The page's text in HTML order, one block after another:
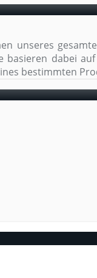
unseres
dabei
bestimmten